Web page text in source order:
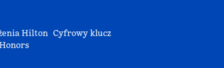
Hilton Cyfrowy klucz